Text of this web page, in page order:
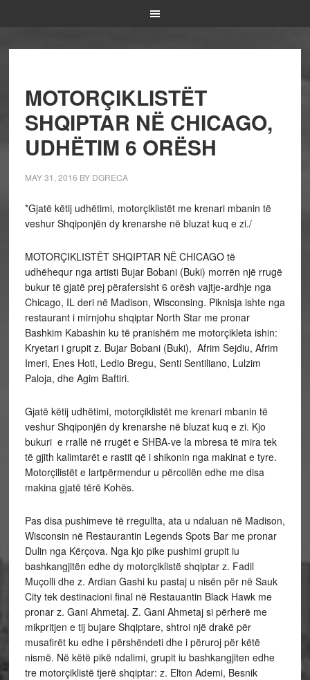
MOTORÇIKLISTËT
SHQIPTAR NË CHICAGO,
UDHËTIM 6 ORËSH
MAY 31, 2016 BY DGRECA
*Gjatë këtij udhëtimi, motorçiklistët me krenari mbanin të
veshur Shqiponjën dy krenarshe në bluzat kuq e zi./
MOTORÇIKLISTËT SHQIPTAR NË CHICAGO të
udhëhequr nga artisti Bujar Bobani (Buki) morrën një rrugë
bukur të gjatë prej përafersisht 6 orësh vajtje-ardhje nga
Chicago, IL deri në Madison, Wisconsing. Piknisja ishte nga
restaurant i mirnjohu shqiptar North Star me pronar
Bashkim Kabashin ku të pranishëm me motorçikleta ishin:
Kryetari i grupit z. Bujar Bobani (Buki), Afrim Sejdiu, Afrim
Imeri, Enes Hoti, Ledio Bregu, Senti Sentiliano, Lulzim
Paloja, dhe Agim Baftiri.
Gjatë këtij udhëtimi, motorçiklistët me krenari mbanin të
veshur Shqiponjën dy krenarshe në bluzat kuq e zi. Kjo
bukuri e rrallë në rrugët e SHBA-ve la mbresa të mira tek
të gjith kalimtarët e rastit që i shikonin nga makinat e tyre.
Motorçilistët e lartpërmendur u përcollën edhe me disa
makina gjatë tërë Kohës.
Pas disa pushimeve të rregullta, ata u ndaluan në Madison,
Wisconsin në Restaurantin Legends Spots Bar me pronar
Dulin nga Kërçova. Nga kjo pike pushimi grupit iu
bashkangjitën edhe dy motorçiklistë shqiptar z. Fadil
Muçolli dhe z. Ardian Gashi ku pastaj u nisën për në Sauk
City tek destinacioni final në Restauantin Black Hawk me
pronar z. Gani Ahmetaj. Z. Gani Ahmetaj si përherë me
mikpritjen e tij bujare Shqiptare, shtroi një drakë për
musafirët ku edhe i përshëndeti dhe i përuroj për këtë
nismë. Në këtë pikë ndalimi, grupit iu bashkangjiten edhe
tre motorçiklistë tjerë shqiptar: z. Elton Ademi, Besnik